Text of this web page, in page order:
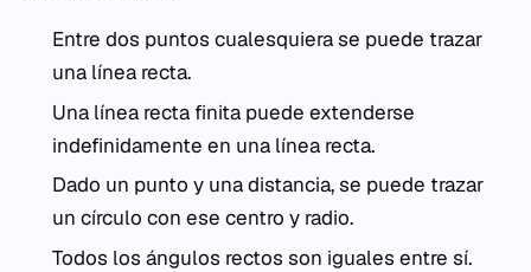
Entre dos puntos cualesquiera se puede trazar
una línea recta.
Una línea recta finita puede extenderse
indefinidamente en una línea recta.
Dado un punto y una distancia, se puede trazar
un círculo con ese centro y radio.
Todos los ángulos rectos son iguales entre sí.